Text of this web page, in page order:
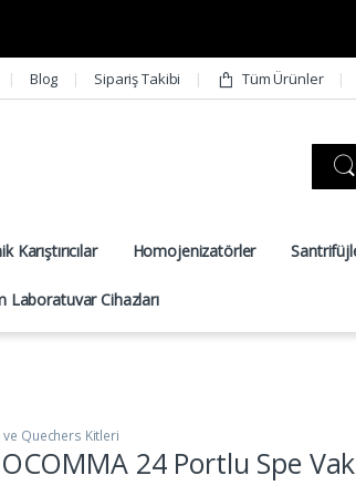
Blog Sipariş Takibi Tüm Ürünler
Karıştırıcılar Homojenizatörler
Laboratuvar Cihazları
ve Quechers Kitleri
24 Portlu Spe